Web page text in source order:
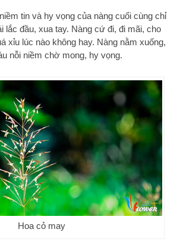
tin và hy vọng của nàng cuối cùng chỉ
lắc đầu, xua tay. Nàng cứ đi, đi mãi, cho
xỉu lúc nào không hay. Nàng nằm xuống,
nỗi niềm chờ mong, hy vọng.
Hoa cỏ may